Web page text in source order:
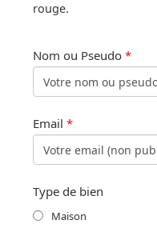
rouge.
Nom ou Pseudo *
Email *
Type de bien
Maison